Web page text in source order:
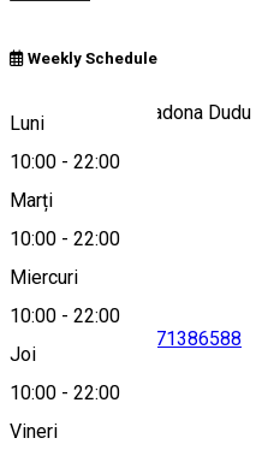
Weekly Schedule
Luni
10:00 - 22:00
Marți
10:00 - 22:00
Miercuri
10:00 - 22:00
Joi
10:00 - 22:00
Vineri
B1-3-5, Strada Madona Dudu
Hartă
0371386588